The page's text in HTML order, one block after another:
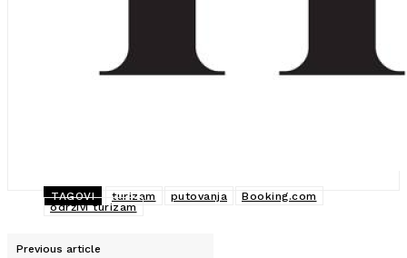
TAGOVI turizam putovanja
Booking.com
održivi turizam
Previous article